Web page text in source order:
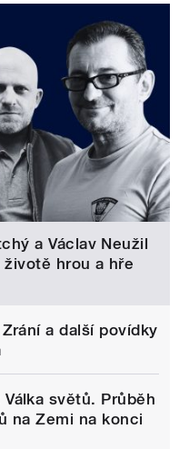
a Václav Neužil
hrou a hře
a další povídky
světů. Průběh
na Zemi na konci